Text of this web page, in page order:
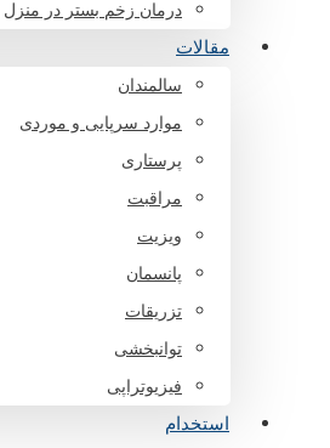
درمان زخم بستر در منزل
مقالات
سالمندان
موارد سرپایی و موردی
پرستاری
مراقبت
ویزیت
پانسمان
تزریقات
توانبخشی
فیزیوتراپی
استخدام